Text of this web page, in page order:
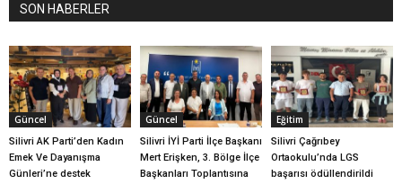
SON HABERLER
Güncel
Silivri AK Parti’den Kadın
Emek Ve Dayanışma
Günleri’ne destek
Güncel
Silivri İYİ Parti İlçe Başkanı
Mert Erişken, 3. Bölge İlçe
Başkanları Toplantısına
Eğitim
Silivri Çağrıbey
Ortaokulu’nda LGS
başarısı ödüllendirildi